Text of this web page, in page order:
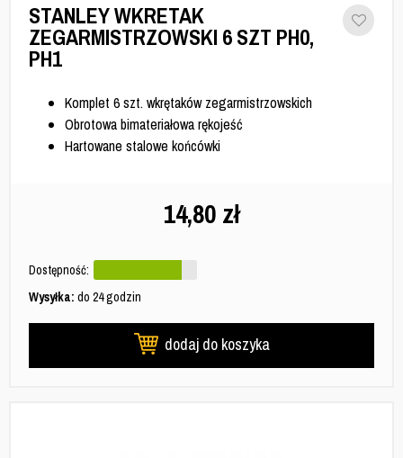
STANLEY WKRETAK
ZEGARMISTRZOWSKI 6 SZT PH0,
PH1
Komplet 6 szt. wkrętaków zegarmistrzowskich
Obrotowa bimateriałowa rękojeść
Hartowane stalowe końcówki
14,80 zł
Dostępność:
Wysyłka: do 24 godzin
dodaj do koszyka